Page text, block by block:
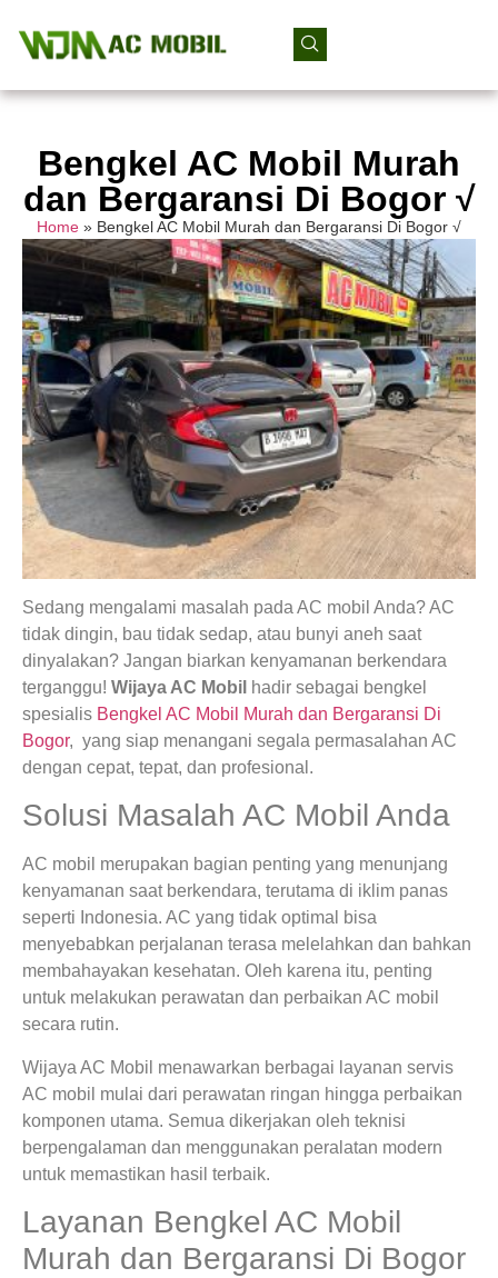
Bengkel AC Mobil Murah
dan Bergaransi Di Bogor √
Home » Bengkel AC Mobil Murah dan Bergaransi Di Bogor √
Sedang mengalami masalah pada AC mobil Anda? AC
tidak dingin, bau tidak sedap, atau bunyi aneh saat
dinyalakan? Jangan biarkan kenyamanan berkendara
terganggu! Wijaya AC Mobil hadir sebagai bengkel
spesialis Bengkel AC Mobil Murah dan Bergaransi Di
Bogor, yang siap menangani segala permasalahan AC
dengan cepat, tepat, dan profesional.
Solusi Masalah AC Mobil Anda
AC mobil merupakan bagian penting yang menunjang
kenyamanan saat berkendara, terutama di iklim panas
seperti Indonesia. AC yang tidak optimal bisa
menyebabkan perjalanan terasa melelahkan dan bahkan
membahayakan kesehatan. Oleh karena itu, penting
untuk melakukan perawatan dan perbaikan AC mobil
secara rutin.
Wijaya AC Mobil menawarkan berbagai layanan servis
AC mobil mulai dari perawatan ringan hingga perbaikan
komponen utama. Semua dikerjakan oleh teknisi
berpengalaman dan menggunakan peralatan modern
untuk memastikan hasil terbaik.
Layanan Bengkel AC Mobil
Murah dan Bergaransi Di Bogor